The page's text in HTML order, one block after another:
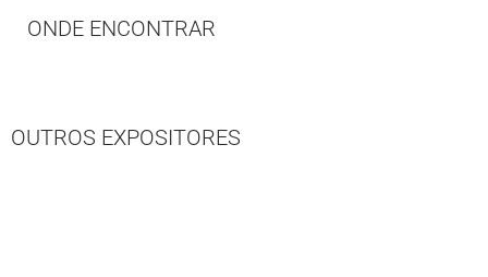
ONDE ENCONTRAR
OUTROS EXPOSITORES